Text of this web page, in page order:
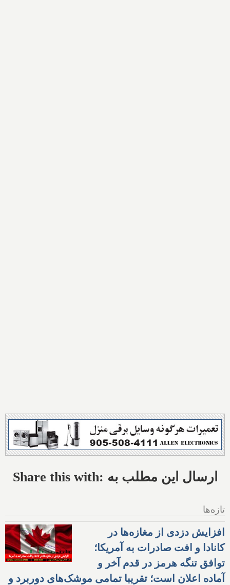
Share this with: ارسال این مطلب به
تازه‌ها
افزایش دزدی از مغازه‌ها در
کانادا و افت صادرات به آمریکا؛
توافق تنگه هرمز در قدم آخر و
آماده اعلان است؛ تقریبا تمامی موشک‌های دوربرد و